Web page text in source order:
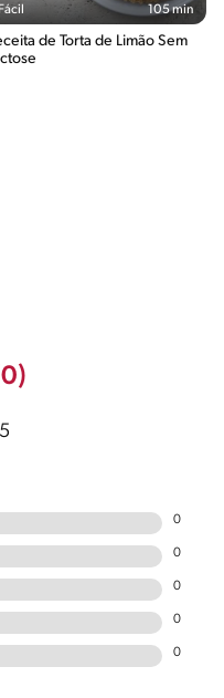
Fácil 105 min
de Torta de Limão Sem
0
0
0
0
0